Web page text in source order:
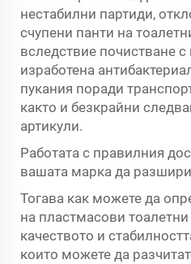
нестабилни партиди,
счупени панти на
вследствие почистване
изработена
пукания поради
както и безкрайни
артикули.
Работата с правилния
вашата марка да разшири
Тогава как можете да
на пластмасови
качеството и
които можете да